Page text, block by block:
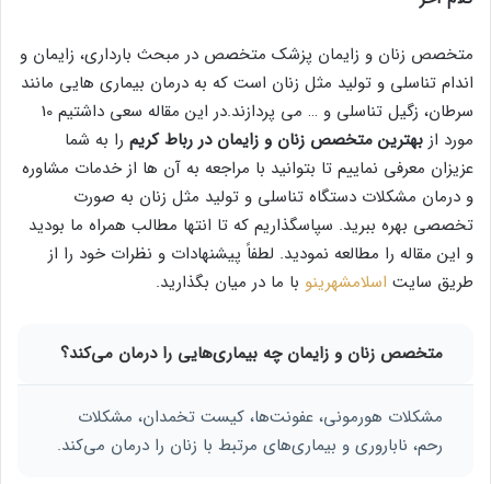
متخصص زنان و زایمان پزشک متخصص در مبحث بارداری، زایمان و
اندام تناسلی و تولید مثل زنان است که به درمان بیماری هایی مانند
سرطان، زگیل تناسلی و … می پردازند.در این مقاله سعی داشتیم 10
مورد از بهترین متخصص زنان و زایمان در رباط کریم را به شما
عزیزان معرفی نماییم تا بتوانید با مراجعه به آن ها از خدمات مشاوره
و درمان مشکلات دستگاه تناسلی و تولید مثل زنان به صورت
تخصصی بهره ببرید. سپاسگذاریم که تا انتها مطالب همراه ما بودید
و این مقاله را مطالعه نمودید. لطفاً پیشنهادات و نظرات خود را از
طریق سایت اسلامشهرینو با ما در میان بگذارید.
متخصص زنان و زایمان چه بیماری‌هایی را درمان می‌کند؟
مشکلات هورمونی، عفونت‌ها، کیست تخمدان، مشکلات
رحم، ناباروری و بیماری‌های مرتبط با زنان را درمان می‌کند.